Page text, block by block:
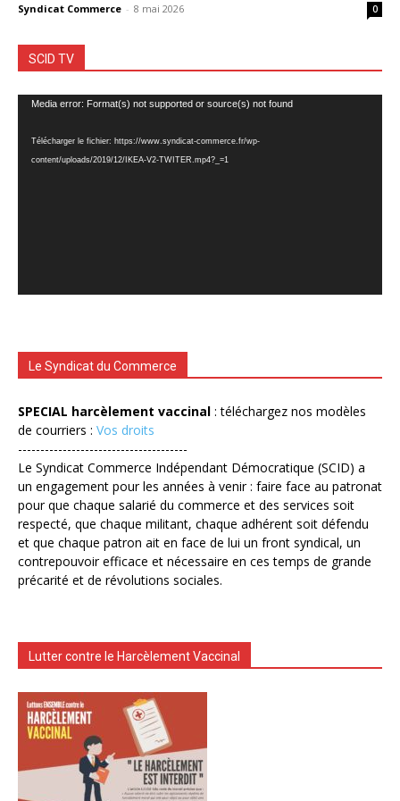
Syndicat Commerce - 8 mai 2026 0
SCID TV
Lecteur
Media error: Format(s) not supported or source(s) not found
Télécharger le fichier: https://www.syndicat-commerce.fr/wp-
content/uploads/2019/12/IKEA-V2-TWITER.mp4?_=1
Le Syndicat du Commerce
SPECIAL harcèlement vaccinal : téléchargez nos modèles
de courriers : Vos droits
--------------------------------------
Le Syndicat Commerce Indépendant Démocratique (SCID) a
un engagement pour les années à venir : faire face au patronat
pour que chaque salarié du commerce et des services soit
respecté, que chaque militant, chaque adhérent soit défendu
et que chaque patron ait en face de lui un front syndical, un
contrepouvoir efficace et nécessaire en ces temps de grande
précarité et de révolutions sociales.
Lutter contre le Harcèlement Vaccinal